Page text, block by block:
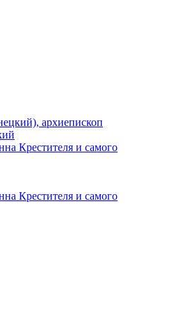
архиепископ
Крестителя и самого
Крестителя и самого